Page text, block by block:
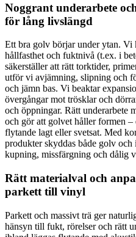
Noggrant underarbete
för lång livslängd
Ett bra golv börjar under ytan. Vi
hållfasthet och fuktnivå (t.ex. i
säkerställer att rätt torktider,
utför vi avjämning, slipning och
och jämn bas. Vi beaktar
övergångar mot trösklar och
och öppningar. Rätt underarbete
och gör att golvet håller formen
flytande lagt eller svetsat. Med
produkter skyddas både golv
kupning, missfärgning och dålig
Rätt materialval och
parkett till vinyl
Parkett och massivt trä ger
hänsyn till fukt, rörelser och rätt